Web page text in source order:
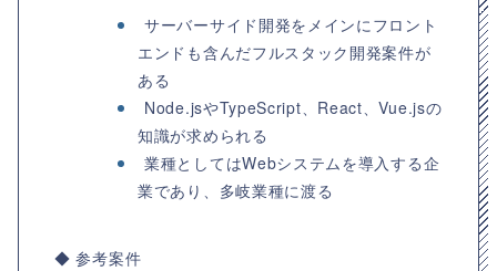
サーバーサイド開発をメインにフロント
エンドも含んだフルスタック開発案件が
ある
Node.jsやTypeScript、React、Vue.jsの
知識が求められる
業種としてはWebシステムを導入する企
業であり、多岐業種に渡る
◆ 参考案件